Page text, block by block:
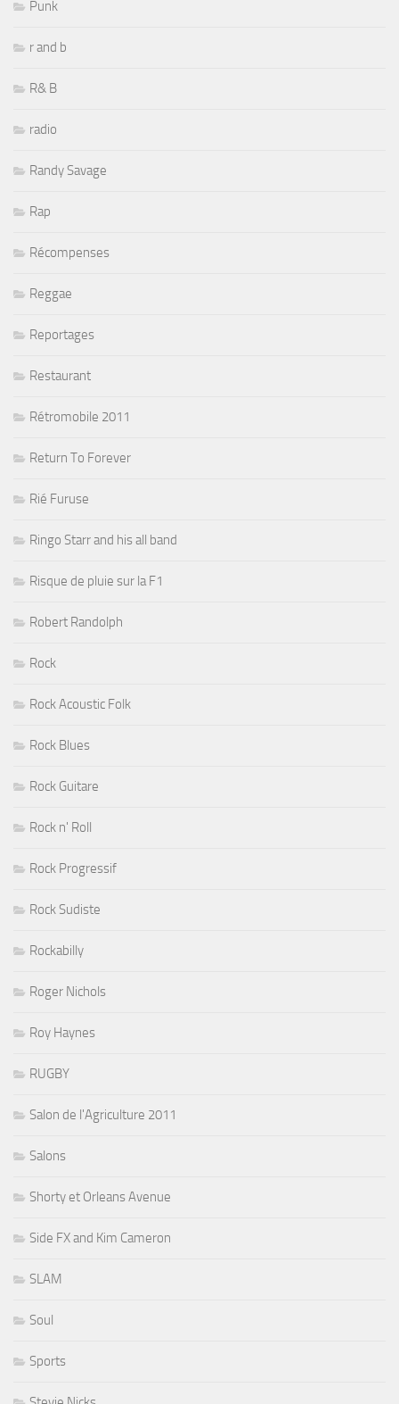
Punk
r and b
R& B
radio
Randy Savage
Rap
Récompenses
Reggae
Reportages
Restaurant
Rétromobile 2011
Return To Forever
Rié Furuse
Ringo Starr and his all band
Risque de pluie sur la F1
Robert Randolph
Rock
Rock Acoustic Folk
Rock Blues
Rock Guitare
Rock n' Roll
Rock Progressif
Rock Sudiste
Rockabilly
Roger Nichols
Roy Haynes
RUGBY
Salon de l'Agriculture 2011
Salons
Shorty et Orleans Avenue
Side FX and Kim Cameron
SLAM
Soul
Sports